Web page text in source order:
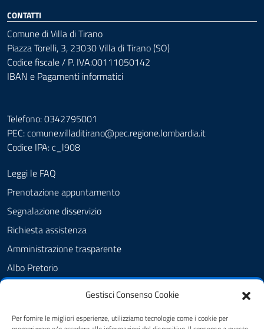
Gestisci Consenso Cookie
Per fornire le migliori esperienze, utilizziamo tecnologie come i cookie per
CONTATTI
Comune di Villa di Tirano
Piazza Torelli, 3, 23030 Villa di Tirano (SO)
Codice fiscale / P. IVA:00111050142
IBAN e Pagamenti informatici
Telefono: 0342795001
PEC:comune.villaditirano@pec.regione.lombardia.it
Codice IPA: c_l908
Leggi le FAQ
Prenotazione appuntamento
Segnalazione disservizio
Richiesta assistenza
Amministrazione trasparente
Albo Pretorio
Dichiarazione di accessibilità